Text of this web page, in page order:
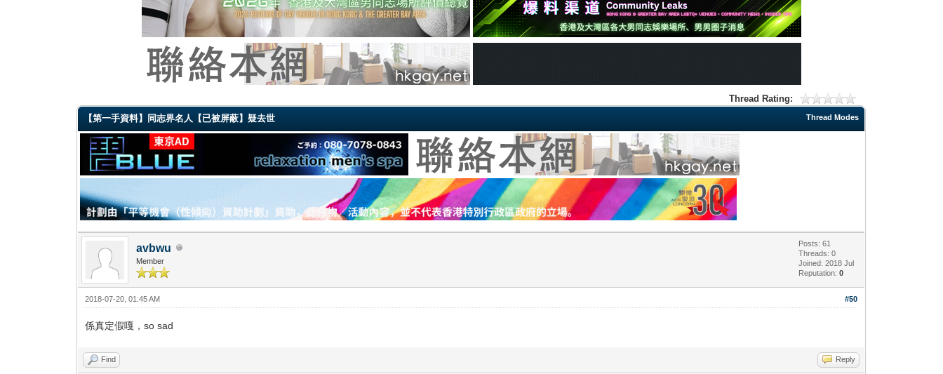
Thread Rating:
Thread Modes
【第一手資料】同志界名人【已被屏蔽】疑去世
avbwu
Member
Posts: 61
Threads: 0
Joined: 2018 Jul
Reputation:0
#50
2018-07-20, 01:45 AM
係真定假嘎，so sad
Find Reply